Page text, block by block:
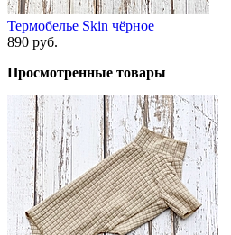
Термобелье Skin чёрное
890 руб.
Просмотренные товары